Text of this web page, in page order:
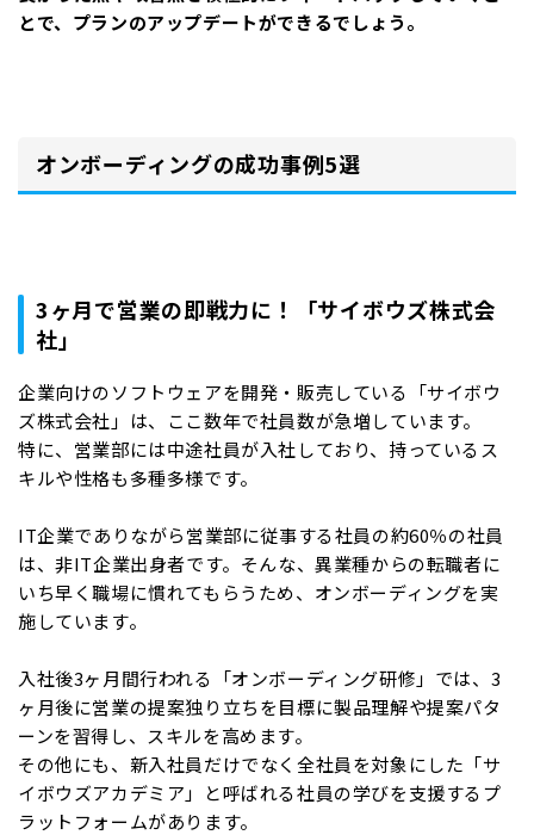
とで、プランのアップデートができるでしょう。
オンボーディングの成功事例5選
3ヶ月で営業の即戦力に！「サイボウズ株式会
社」
企業向けのソフトウェアを開発・販売している「サイボウ
ズ株式会社」は、ここ数年で社員数が急増しています。
特に、営業部には中途社員が入社しており、持っているス
キルや性格も多種多様です。
IT企業でありながら営業部に従事する社員の約60％の社員
は、非IT企業出身者です。そんな、異業種からの転職者に
いち早く職場に慣れてもらうため、オンボーディングを実
施しています。
入社後3ヶ月間行われる「オンボーディング研修」では、3
ヶ月後に営業の提案独り立ちを目標に製品理解や提案パタ
ーンを習得し、スキルを高めます。
その他にも、新入社員だけでなく全社員を対象にした「サ
イボウズアカデミア」と呼ばれる社員の学びを支援するプ
ラットフォームがあります。